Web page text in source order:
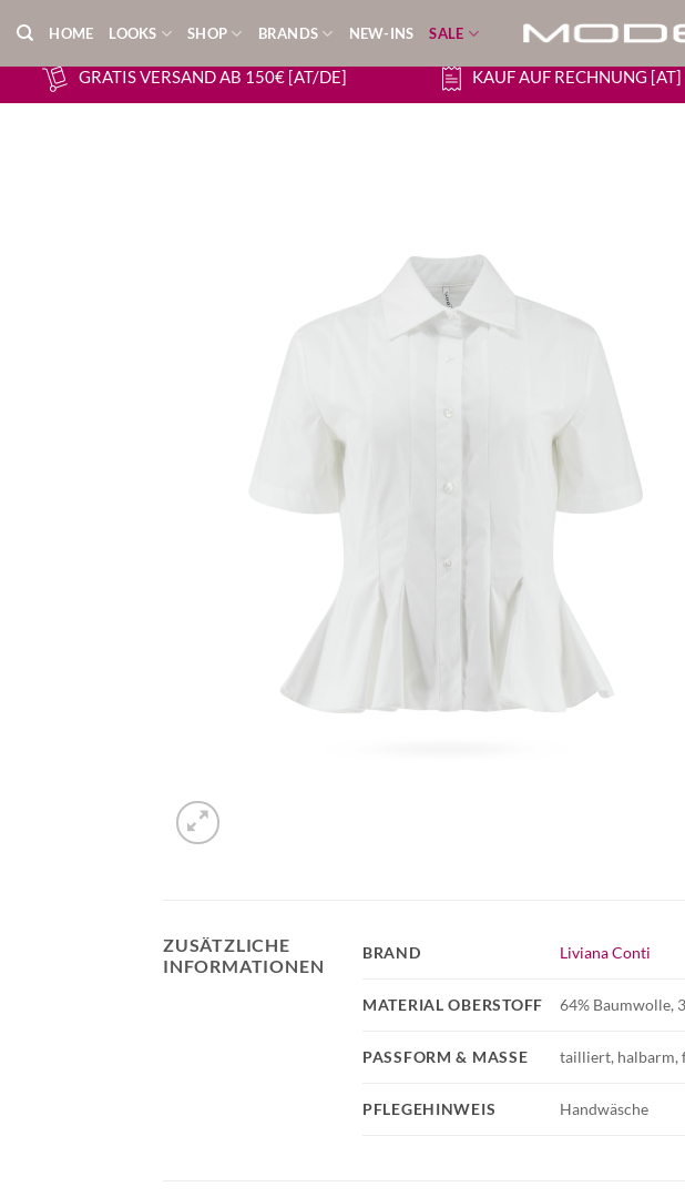
Inhalt
springen
HOME LOOKS SHOP BRANDS NEW-INS SALE
GRATIS VERSAND AB 150€ [AT/DE] KAUF AUF RECHNUNG [AT]
ZUSÄTZLICHE
INFORMATIONEN
PFLEGEHINWEIS Handwäsche
BRAND Liviana Conti
MATERIAL OBERSTOFF 64% Baumwolle,
PASSFORM & MASSE tailliert, halbarm,